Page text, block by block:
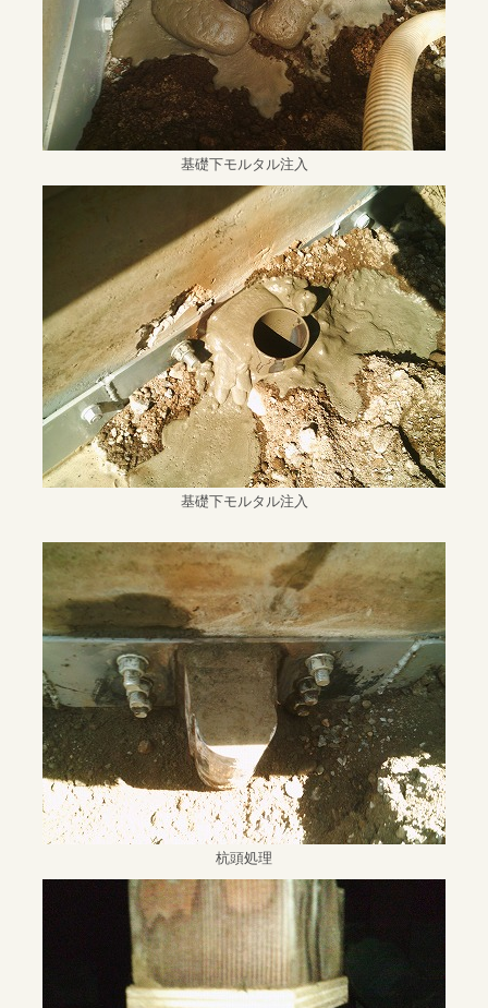
基礎下モルタル注入
基礎下モルタル注入
杭頭処理